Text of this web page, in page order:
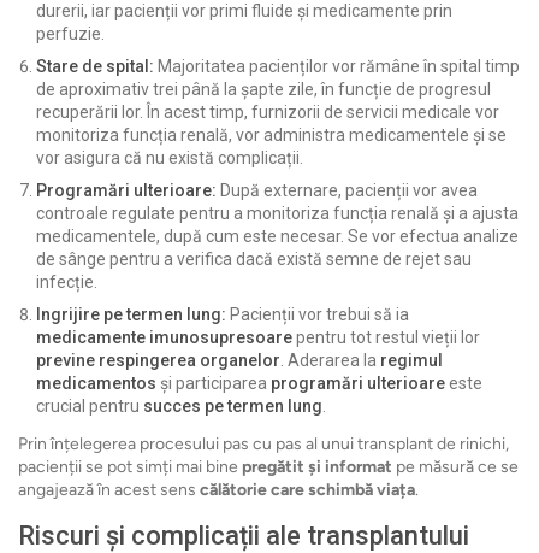
durerii, iar pacienții vor primi fluide și medicamente prin
perfuzie.
Stare de spital: Majoritatea pacienților vor rămâne în spital timp
de aproximativ trei până la șapte zile, în funcție de progresul
recuperării lor. În acest timp, furnizorii de servicii medicale vor
monitoriza funcția renală, vor administra medicamentele și se
vor asigura că nu există complicații.
Programări ulterioare: După externare, pacienții vor avea
controale regulate pentru a monitoriza funcția renală și a ajusta
medicamentele, după cum este necesar. Se vor efectua analize
de sânge pentru a verifica dacă există semne de rejet sau
infecție.
Ingrijire pe termen lung: Pacienții vor trebui să ia
medicamente imunosupresoarepentru tot restul vieții lor
previne respingerea organelor. Aderarea la regimul
medicamentos și participarea programări ulterioareeste
crucial pentru succes pe termen lung.
Prin înțelegerea procesului pas cu pas al unui transplant de rinichi,
pacienții se pot simți mai bine pregătit și informat pe măsură ce se
angajează în acest sens călătorie care schimbă viața.
Riscuri și complicații ale transplantului